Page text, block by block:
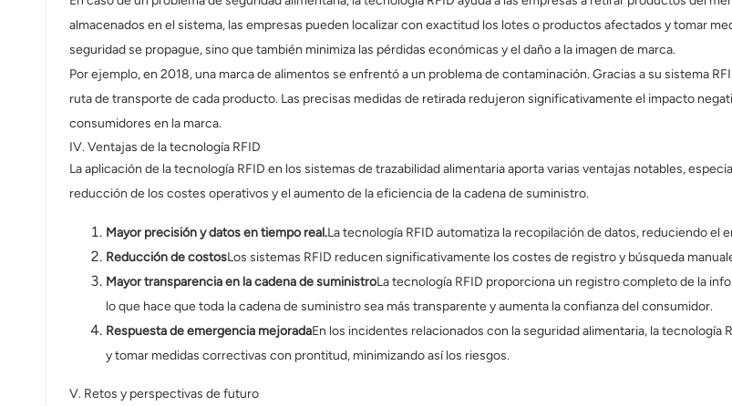
almacenados en el sistema, las empresas pueden localizar con exactitud los lotes o productos afectados y tomar
seguridad se propague, sino que también minimiza las pérdidas económicas y el daño a la imagen de marca.
Por ejemplo, en 2018, una marca de alimentos se enfrentó a un problema de contaminación. Gracias a su sistema
ruta de transporte de cada producto. Las precisas medidas de retirada redujeron significativamente el impacto
consumidores en la marca.
IV. Ventajas de la tecnología RFID
La aplicación de la tecnología RFID en los sistemas de trazabilidad alimentaria aporta varias ventajas notables,
reducción de los costes operativos y el aumento de la eficiencia de la cadena de suministro.
Mayor precisión y datos en tiempo real.La tecnología RFID automatiza la recopilación de datos, reduciendo
Reducción de costosLos sistemas RFID reducen significativamente los costes de registro y búsqueda
Mayor transparencia en la cadena de suministroLa tecnología RFID proporciona un registro completo de la
lo que hace que toda la cadena de suministro sea más transparente y aumenta la confianza del consumidor.
Respuesta de emergencia mejoradaEn los incidentes relacionados con la seguridad alimentaria, la
y tomar medidas correctivas con prontitud, minimizando así los riesgos.
V. Retos y perspectivas de futuro